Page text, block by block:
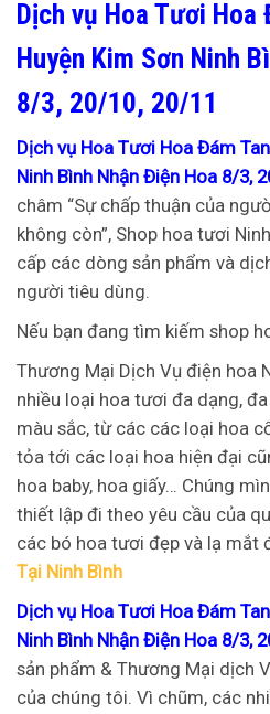
Dịch vụ Hoa Tươi Hoa
Huyện Kim Sơn Ninh
8/3, 20/10, 20/11
Dịch vụ Hoa Tươi Hoa Đám
Ninh Bình Nhận Điện Hoa 8/3,
châm “Sự chấp thuận của
không còn”, Shop hoa tươi
cấp các dòng sản phẩm và
người tiêu dùng.
Nếu bạn đang tìm kiếm shop
Thương Mại Dịch Vụ điện hoa
nhiều loại hoa tươi đa dạng,
màu sắc, từ các các loại hoa
tỏa tới các loại hoa hiện đại
hoa baby, hoa giấy… Chúng
thiết lập đi theo yêu cầu của
các bó hoa tươi đẹp và lạ mắt
Tại Ninh Bình
Dịch vụ Hoa Tươi Hoa Đám
Ninh Bình Nhận Điện Hoa 8/3,
sản phẩm & Thương Mại dịch
của chúng tôi. Vì chũm, các